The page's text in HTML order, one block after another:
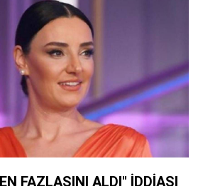
FAZLASINI ALDI" İDDİASI